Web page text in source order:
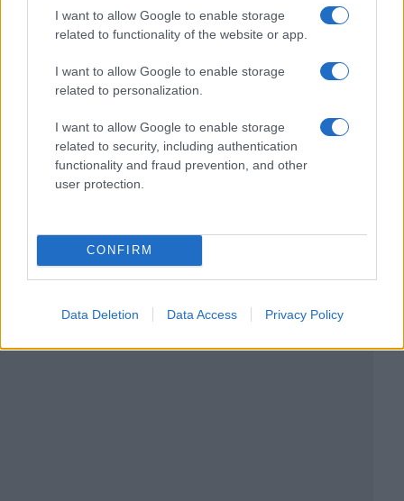
I want to allow Google to enable storage
related to functionality of the website or app.
I want to allow Google to enable storage
related to personalization.
I want to allow Google to enable storage
related to security, including authentication
functionality and fraud prevention, and other
user protection.
CONFIRM
Data Deletion Data Access Privacy Policy